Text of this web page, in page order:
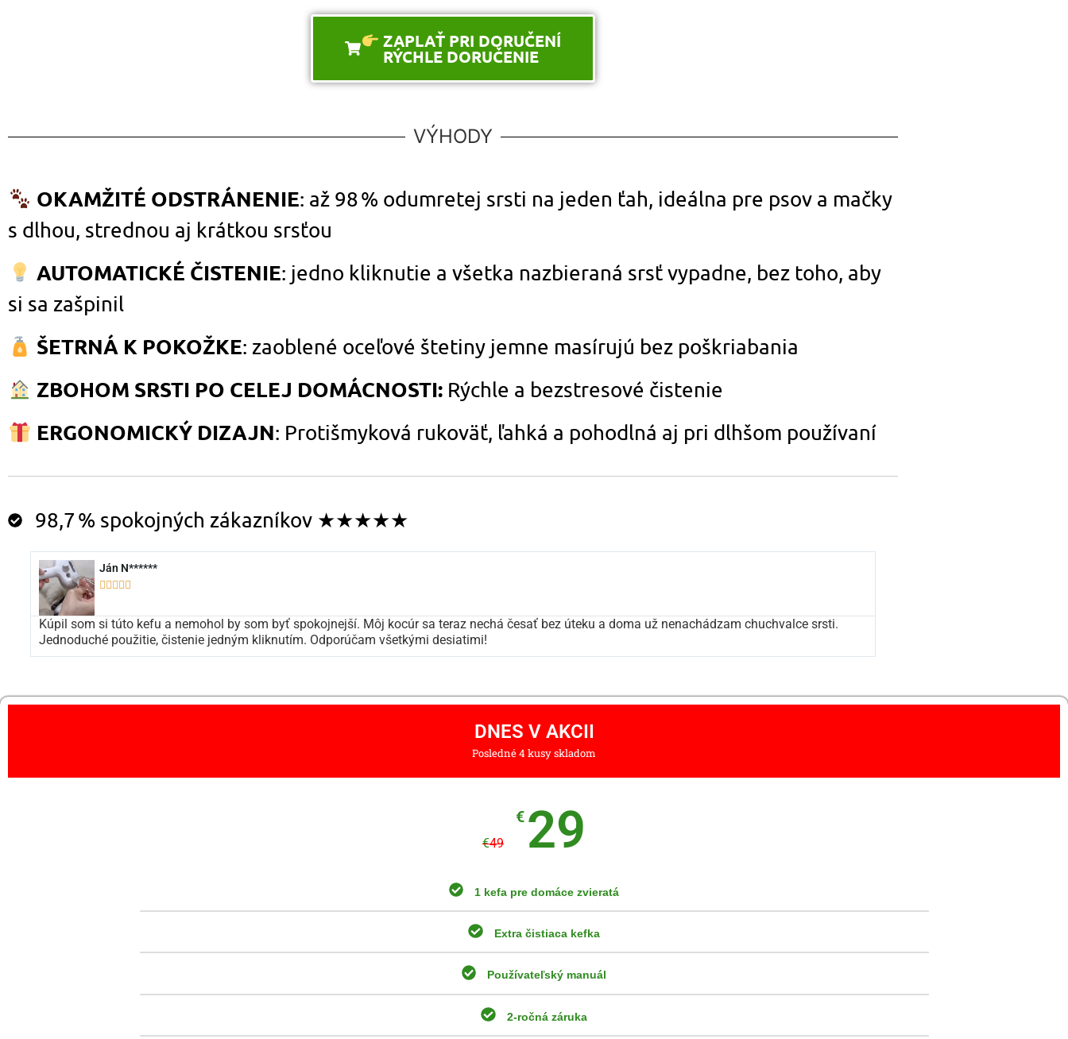
ZAPLAŤ PRI DORUČENÍ
RÝCHLE DORUČENIE
VÝHODY
OKAMŽITÉ ODSTRÁNENIE: až 98 % odumretej srsti na jeden ťah, ideálna pre psov a mačky
s dlhou, strednou aj krátkou srsťou
AUTOMATICKÉ ČISTENIE: jedno kliknutie a všetka nazbieraná srsť vypadne, bez toho, aby
si sa zašpinil
ŠETRNÁ K POKOŽKE: zaoblené oceľové štetiny jemne masírujú bez poškriabania
ZBOHOM SRSTI PO CELEJ DOMÁCNOSTI: Rýchle a bezstresové čistenie
ERGONOMICKÝ DIZAJN: Protišmyková rukoväť, ľahká a pohodlná aj pri dlhšom používaní
98,7 % spokojných zákazníkov ★★★★★
Ján N******
    
Kúpil som si túto kefu a nemohol by som byť spokojnejší. Môj kocúr sa teraz nechá česať bez úteku a doma už nenachádzam chuchvalce srsti.
Jednoduché použitie, čistenie jedným kliknutím. Odporúčam všetkými desiatimi!
DNES V AKCII
Posledné 4 kusy skladom
€49
€ 29
1 kefa pre domáce zvieratá
Extra čistiaca kefka
Používateľský manuál
2-ročná záruka